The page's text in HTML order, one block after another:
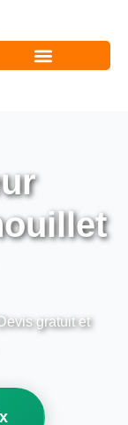
gratuit et